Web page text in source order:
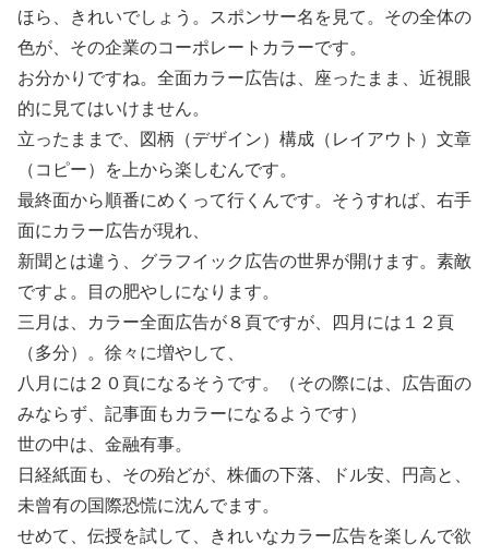
ほら、きれいでしょう。スポンサー名を見て。その全体の
色が、その企業のコーポレートカラーです。
お分かりですね。全面カラー広告は、座ったまま、近視眼
的に見てはいけません。
立ったままで、図柄（デザイン）構成（レイアウト）文章
（コピー）を上から楽しむんです。
最終面から順番にめくって行くんです。そうすれば、右手
面にカラー広告が現れ、
新聞とは違う、グラフイック広告の世界が開けます。素敵
ですよ。目の肥やしになります。
三月は、カラー全面広告が８頁ですが、四月には１２頁
（多分）。徐々に増やして、
八月には２０頁になるそうです。（その際には、広告面の
みならず、記事面もカラーになるようです）
世の中は、金融有事。
日経紙面も、その殆どが、株価の下落、ドル安、円高と、
未曾有の国際恐慌に沈んでます。
せめて、伝授を試して、きれいなカラー広告を楽しんで欲